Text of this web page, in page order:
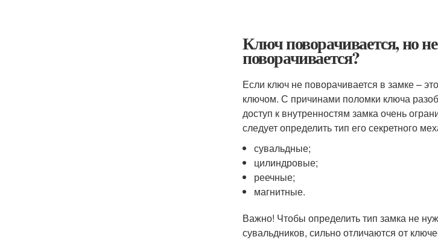
Ключ поворачивается, но
поворачивается?
Если ключ не поворачивается в замке –
ключом. С причинами поломки ключа
доступ к внутренностям замка очень
следует определить тип его секретного
сувальдные;
цилиндровые;
реечные;
магнитные.
Важно! Чтобы определить тип замка не
сувальдников, сильно отличаются от